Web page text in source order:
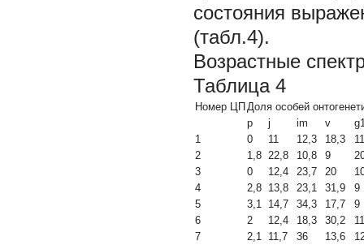
состояния
(табл.4).
Возрастные
Таблица 4
Номер ЦП Доля особей
p
j im v
1
0 11 12,3 18,3
2
1,8 22,8 10,8 9
3
0 12,4 23,7 20
4
2,8 13,8 23,1 31,9
9
5
3,1 14,7 34,3 17,7
9
6
2 12,4 18,3 30,2
7
2,1 11,7 36 13,6